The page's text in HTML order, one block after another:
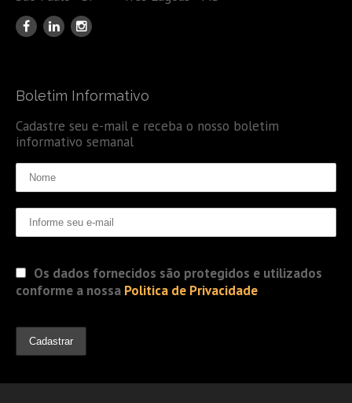
Boletim Informativo
Cadastre seu e-mail e receba o nosso boletim
informativo semanal
Os dados fornecidos são protegidos e utilizados
conforme a nossa Politica de Privacidade